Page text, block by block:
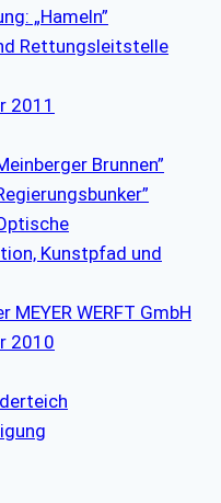
„Hameln”
Rettungsleitstelle
2011
Brunnen”
Kunstpfad und
WERFT GmbH
2010